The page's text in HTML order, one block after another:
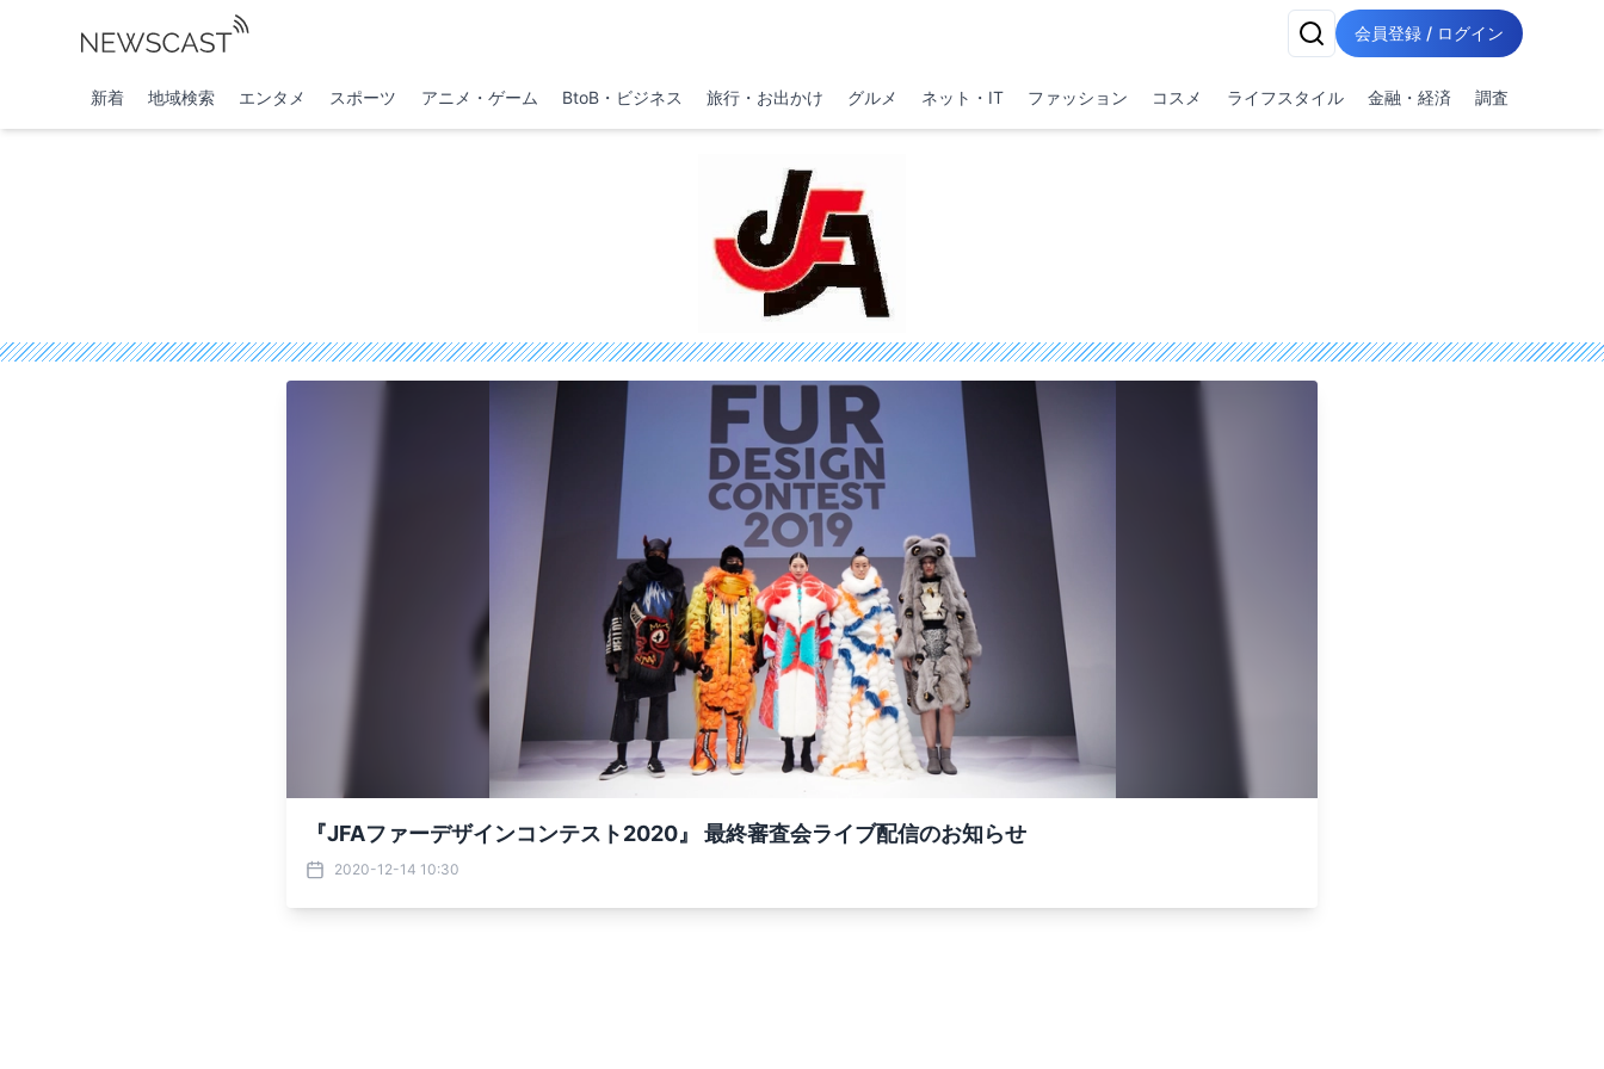
会員登録 / ログイン
新着 地域検索 エンタメ スポーツ アニメ・ゲーム BtoB・ビジネス 旅行・お出かけ グルメ ネット・IT ファッション コスメ ライフスタイル 金融・経済 調査
『JFAファーデザインコンテスト2020』 最終審査会ライブ配信のお知らせ
2020-12-14 10:30